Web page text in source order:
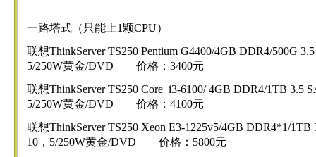
一路塔式（只能上1颗CPU）
联想ThinkServer TS250 Pentium G4400/4GB DDR4/500G
5/250W黄金/DVD 价格：3400元
联想ThinkServer TS250 Core i3-6100/ 4GB DDR4/1TB 3.5
5/250W黄金/DVD 价格：4100元
联想ThinkServer TS250 Xeon E3-1225v5/4GB DDR4*1/
10，5/250W黄金/DVD 价格：5800元